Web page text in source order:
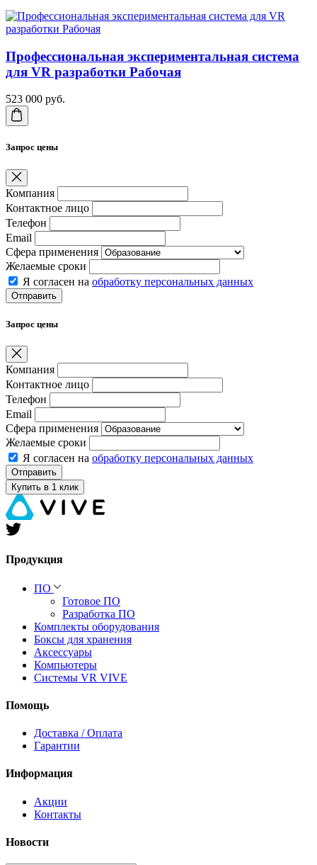
Профессиональная экспериментальная система
для VR разработки Рабочая
523 000 руб.
Запрос цены
Компания
Контактное лицо
Телефон
Email
Сфера применения
Желаемые сроки
Я согласен на обработку персональных данных
Запрос цены
Компания
Контактное лицо
Телефон
Email
Сфера применения
Желаемые сроки
Я согласен на обработку персональных данных
Купить в 1 клик
Продукция
ПО
Готовое ПО
Разработка ПО
Комплекты оборудования
Боксы для хранения
Аксессуары
Компьютеры
Системы VR VIVE
Помощь
Доставка / Оплата
Гарантии
Информация
Акции
Контакты
Новости